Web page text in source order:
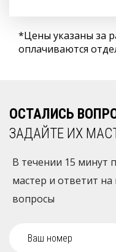
*Цены указаны за
оплачиваются
ОСТАЛИСЬ
ЗАДАЙТЕ ИХ
В течении 15 минут
мастер и ответит
вопросы